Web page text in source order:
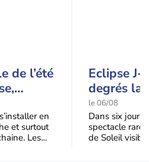
de l’été
en
et surtout
Les
Eclipse J-
degrés la
t-elle
l'éclipse
le 06/08
Dans six
spectacle rare
de Soleil